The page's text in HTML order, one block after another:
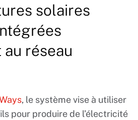
solaires
réseau
, le système vise à utiliser
pour produire de l’électricité